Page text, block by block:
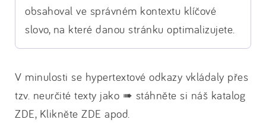
obsahoval ve správném kontextu klíčové
slovo, na které danou stránku optimalizujete.
V minulosti se hypertextové odkazy vkládaly přes
tzv. neurčité texty jako ➠ stáhněte si náš katalog
ZDE, Klikněte ZDE apod.